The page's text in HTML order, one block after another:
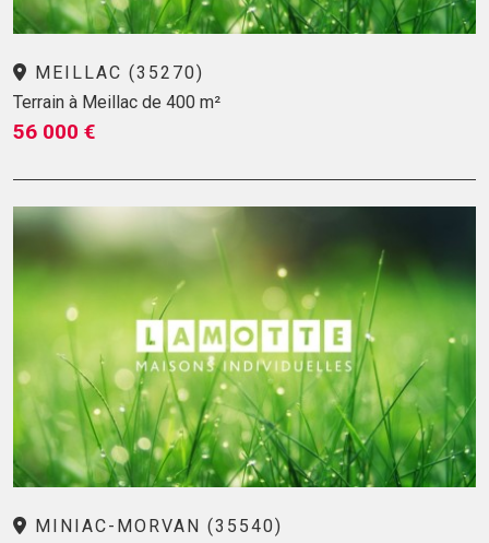
MEILLAC (35270)
Terrain à Meillac de 400 m²
56 000 €
MINIAC-MORVAN (35540)